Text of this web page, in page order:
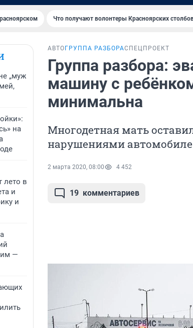
Что получают волонтеры Красноярских
„муж
на
лето в
и
и
—
АВТО ГРУППА РАЗБОРАСПЕЦПРОЕКТ
Группа разбора:
машину с
минимальна
Многодетная мать
нарушениями автомобиле
2 марта 2020, 08:00 4 452
19 комментариев